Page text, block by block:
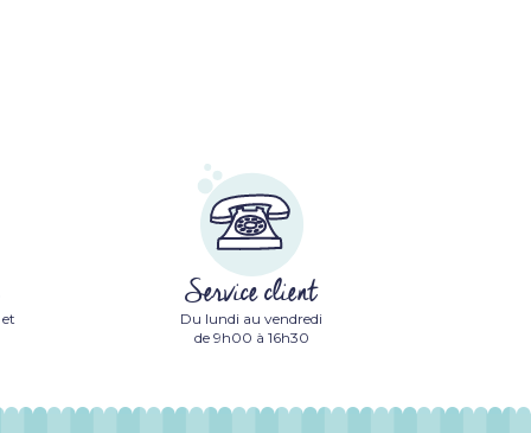
Service client
Du lundi au vendredi
de 9h00 à 16h30